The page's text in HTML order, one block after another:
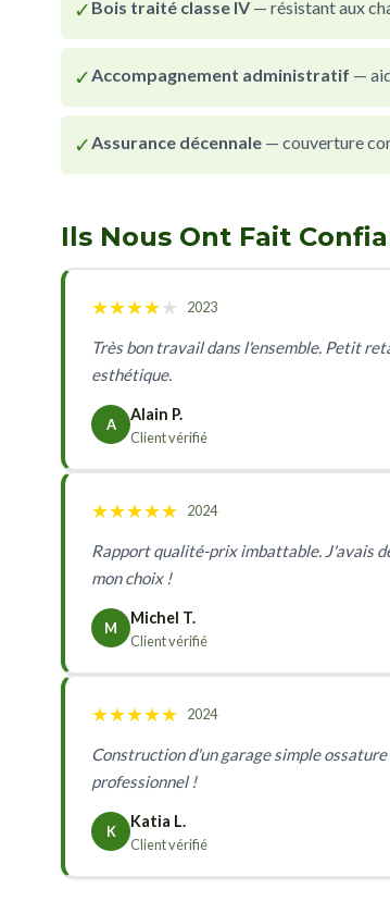
✓ Bois traité classe IV — résistant aux
✓Accompagnement administratif —
✓Assurance décennale — couverture
Ils Nous Ont Fait
★★★★★ 2023
Très bon travail dans l'ensemble. Petit
esthétique.
A
Alain P.
Client vérifié
★★★★★ 2024
Rapport qualité-prix imbattable. J'avais
mon choix !
M
Michel T.
Client vérifié
★★★★★ 2024
Construction d'un garage simple
professionnel !
K
Katia L.
Client vérifié